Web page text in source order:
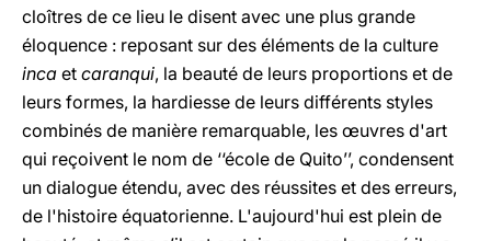
cloîtres de ce lieu le disent avec une plus grande
éloquence : reposant sur des éléments de la culture
inca et caranqui, la beauté de leurs proportions et de
leurs formes, la hardiesse de leurs différents styles
combinés de manière remarquable, les œuvres d'art
qui reçoivent le nom de ‘‘école de Quito’’, condensent
un dialogue étendu, avec des réussites et des erreurs,
de l'histoire équatorienne. L'aujourd'hui est plein de